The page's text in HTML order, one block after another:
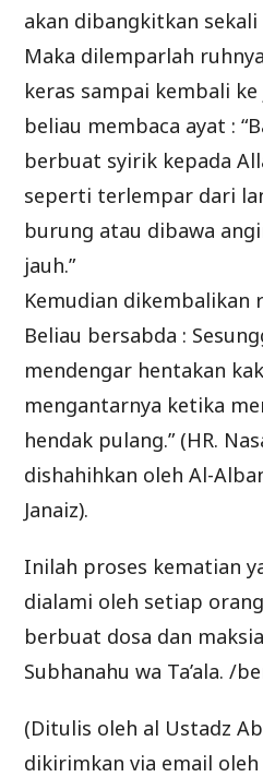
akan dibangkitkan sekali
Maka dilemparlah
keras sampai kembali
beliau membaca ayat :
berbuat syirik kepada
seperti terlempar dari
burung atau dibawa
jauh.”
Kemudian dikembalikan
Beliau bersabda :
mendengar hentakan
mengantarnya ketika
hendak pulang.” (HR.
dishahihkan oleh Al-
Janaiz).
Inilah proses kematian
dialami oleh setiap
berbuat dosa dan
Subhanahu wa Ta’ala. /
(Ditulis oleh al Ustadz
dikirimkan via email